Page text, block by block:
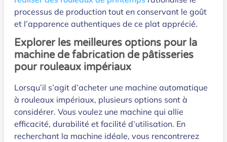
processus de production tout en conservant le goût
et l’apparence authentiques de ce plat apprécié.
Explorer les meilleures options pour la
machine de fabrication de pâtisseries
pour rouleaux impériaux
Lorsqu’il s’agit d’acheter une machine automatique
à rouleaux impériaux, plusieurs options sont à
considérer. Vous voulez une machine qui allie
efficacité, durabilité et facilité d’utilisation. En
recherchant la machine idéale, vous rencontrerez